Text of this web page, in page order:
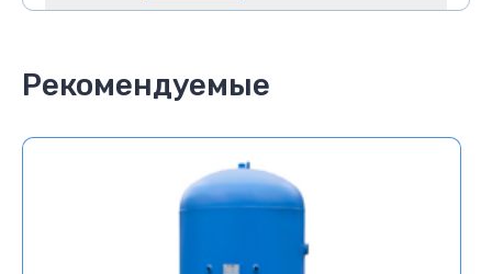
Рекомендуемые